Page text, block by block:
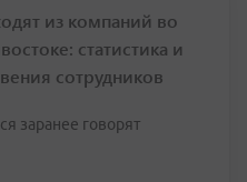
из компаний во
статистика и
сотрудников
заранее говорят